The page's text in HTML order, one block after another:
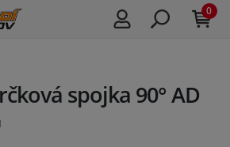
0
spojka 90° AD